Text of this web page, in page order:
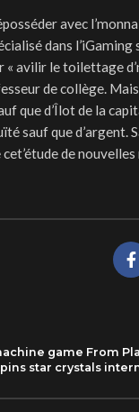
avec
dans
avilir le toilettage
de collège.
que d’Îlot de la
sauf que
cet’étude de
game From
star crystals